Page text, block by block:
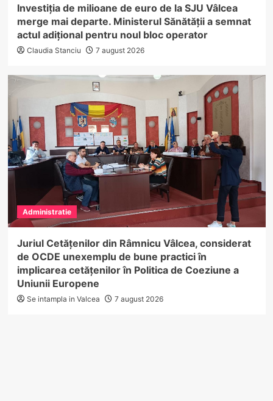
Investiția de milioane de euro de la SJU Vâlcea
merge mai departe. Ministerul Sănătății a semnat
actul adițional pentru noul bloc operator
Claudia Stanciu 7 august 2026
Administratie
Juriul Cetățenilor din Râmnicu Vâlcea, considerat
de OCDE unexemplu de bune practici în
implicarea cetățenilor în Politica de Coeziune a
Uniunii Europene
Se intampla in Valcea 7 august 2026